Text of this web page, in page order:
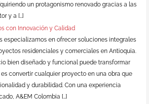
un protagonismo renovado gracias a las
y a […]
con Innovación y Calidad
especializamos en ofrecer soluciones integrales
residenciales y comerciales en Antioquia.
bien diseñado y funcional puede transformar
convertir cualquier proyecto en una obra que
y durabilidad. Con una experiencia
A&EM Colombia […]